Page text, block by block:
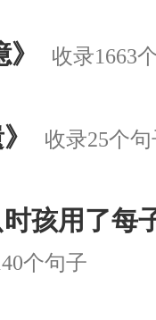
收录1663
收录25个
时孩用了每
个句子